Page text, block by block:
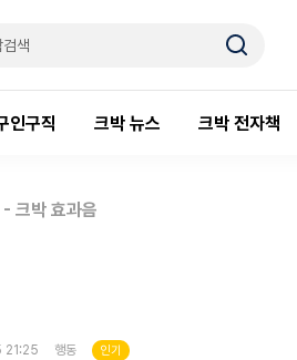
인구직 크박 뉴스 크박 전자책
크박 효과음
21:25 행동 인기